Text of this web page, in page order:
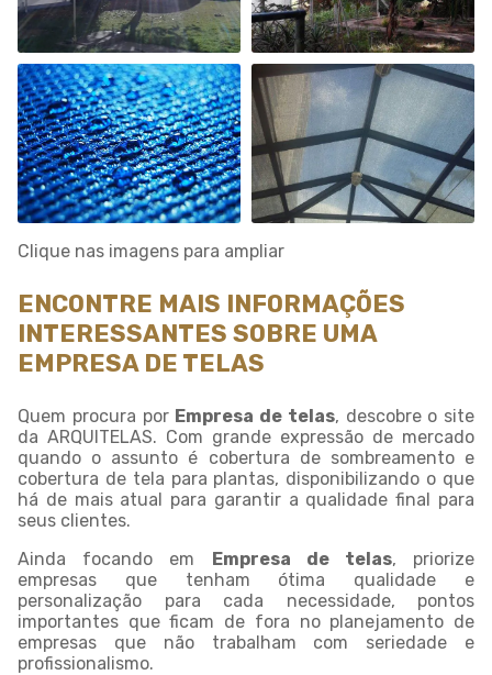
Clique nas imagens para ampliar
ENCONTRE MAIS INFORMAÇÕES
INTERESSANTES SOBRE UMA
EMPRESA DE TELAS
Quem procura por Empresa de telas, descobre o site
da ARQUITELAS. Com grande expressão de mercado
quando o assunto é cobertura de sombreamento e
cobertura de tela para plantas, disponibilizando o que
há de mais atual para garantir a qualidade final para
seus clientes.
Ainda focando em Empresa de telas, priorize
empresas que tenham ótima qualidade e
personalização para cada necessidade, pontos
importantes que ficam de fora no planejamento de
empresas que não trabalham com seriedade e
profissionalismo.